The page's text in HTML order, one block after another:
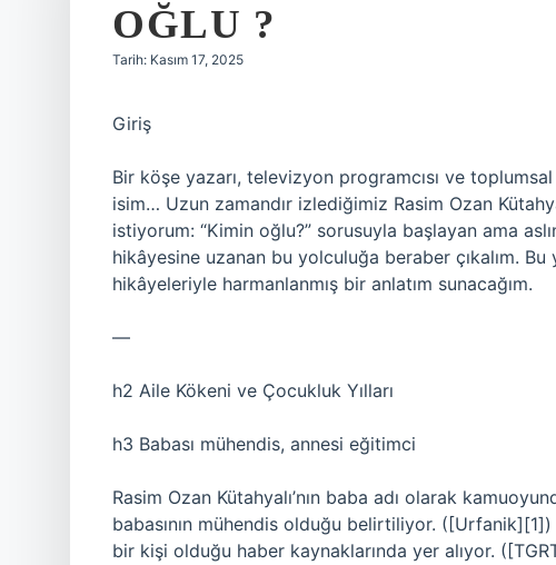
OĞLU ?
Tarih: Kasım 17, 2025
Giriş
Bir köşe yazarı, televizyon programcısı ve
isim… Uzun zamandır izlediğimiz Rasim Ozan
istiyorum: “Kimin oğlu?” sorusuyla başlayan ama
hikâyesine uzanan bu yolculuğa beraber çıkalım.
hikâyeleriyle harmanlanmış bir anlatım sunacağım.
—
h2 Aile Kökeni ve Çocukluk Yılları
h3 Babası mühendis, annesi eğitimci
Rasim Ozan Kütahyalı’nın baba adı olarak
babasının mühendis olduğu belirtiliyor.
bir kişi olduğu haber kaynaklarında yer alıyor.